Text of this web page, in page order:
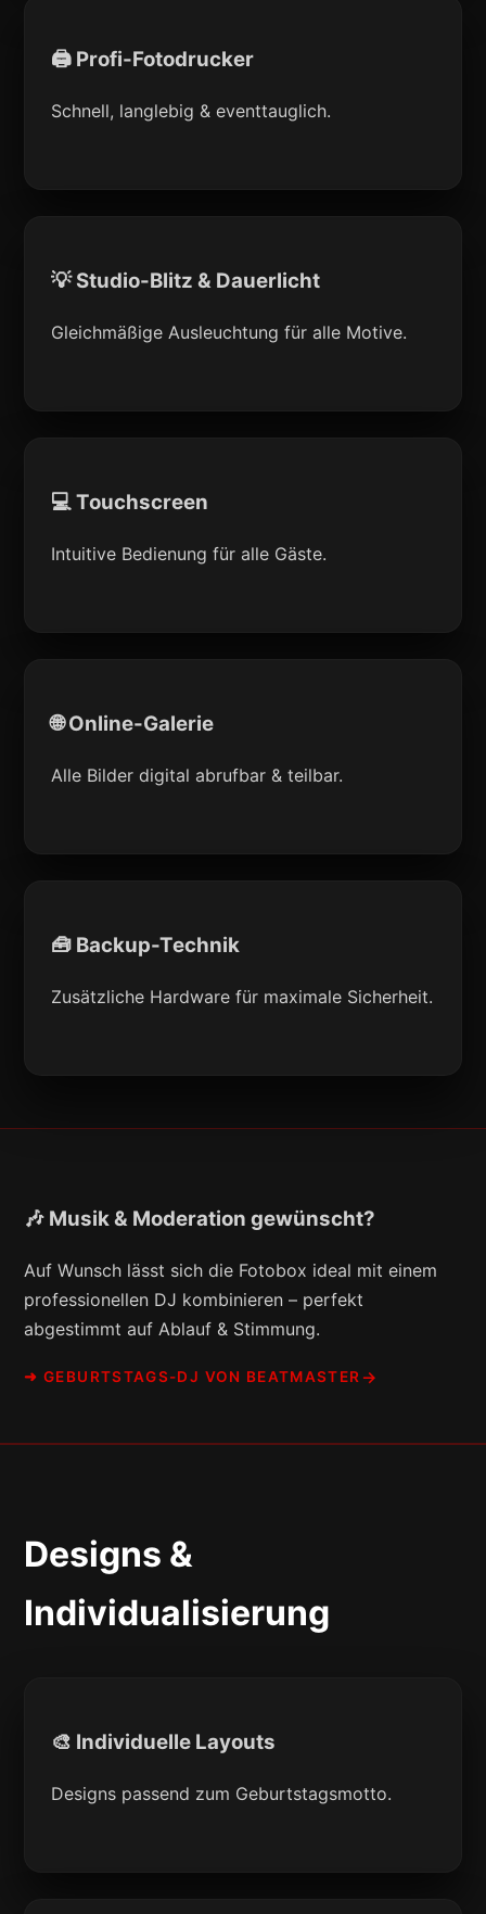
🖨 Profi-Fotodrucker
Schnell, langlebig & eventtauglich.
💡 Studio-Blitz & Dauerlicht
Gleichmäßige Ausleuchtung für alle Motive.
💻 Touchscreen
Intuitive Bedienung für alle Gäste.
🌐 Online-Galerie
Alle Bilder digital abrufbar & teilbar.
🧰 Backup-Technik
Zusätzliche Hardware für maximale Sicherheit.
🎶 Musik & Moderation gewünscht?
Auf Wunsch lässt sich die Fotobox ideal mit einem
professionellen DJ kombinieren – perfekt
abgestimmt auf Ablauf & Stimmung.
➜ GEBURTSTAGS-DJ VON BEATMASTER
Designs &
Individualisierung
🎨 Individuelle Layouts
Designs passend zum Geburtstagsmotto.